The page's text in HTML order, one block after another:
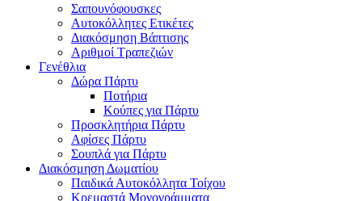
Σαπουνόφουσκες
Αυτοκόλλητες Ετικέτες
Διακόσμηση Βάπτισης
Αριθμοί Τραπεζιών
Γενέθλια
Δώρα Πάρτυ
Ποτήρια
Κούπες για Πάρτυ
Προσκλητήρια Πάρτυ
Αφίσες Πάρτυ
Σουπλά για Πάρτυ
Διακόσμηση Δωματίου
Παιδικά Αυτοκόλλητα Τοίχου
Κρεμαστά Μονογράμματα